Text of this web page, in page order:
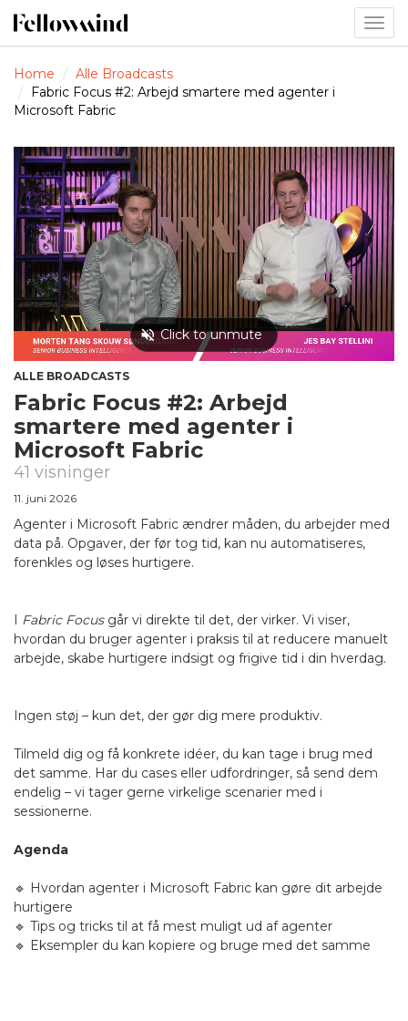
Home
Alle Broadcasts
Fabric Focus #2: Arbejd smartere med agenter i
Microsoft Fabric
ALLE BROADCASTS
Fabric Focus #2: Arbejd
smartere med agenter i
Microsoft Fabric
41 visninger
11. juni 2026
Agenter i Microsoft Fabric ændrer måden, du arbejder med
data på. Opgaver, der før tog tid, kan nu automatiseres,
forenkles og løses hurtigere.
I Fabric Focusgår vi direkte til det, der virker. Vi viser,
hvordan du bruger agenter i praksis til at reducere manuelt
arbejde, skabe hurtigere indsigt og frigive tid i din hverdag.
Ingen støj – kun det, der gør dig mere produktiv.
Tilmeld dig og få konkrete idéer, du kan tage i brug med
det samme. Har du cases eller udfordringer, så send dem
endelig – vi tager gerne virkelige scenarier med i
sessionerne.
Agenda
🔹 Hvordan agenter i Microsoft Fabric kan gøre dit arbejde
hurtigere
🔹 Tips og tricks til at få mest muligt ud af agenter
🔹 Eksempler du kan kopiere og bruge med det samme